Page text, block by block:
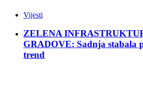
Vijesti
ZELENA
GRADOVE: Sadnja stabala
trend